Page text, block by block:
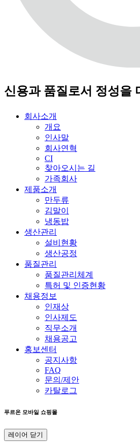
신용과 품질로서 정성을
회사소개
개요
인사말
회사연혁
CI
찾아오시는 길
가족회사
제품소개
만두류
김말이
냉동밥
생산관리
설비현황
생산공정
품질관리
품질관리체계
특허 및 인증현황
채용정보
인재상
인사제도
직무소개
채용공고
홍보센터
공지사항
FAQ
문의/제안
카탈로그
푸르온 모바일 쇼핑몰
레이어 닫기